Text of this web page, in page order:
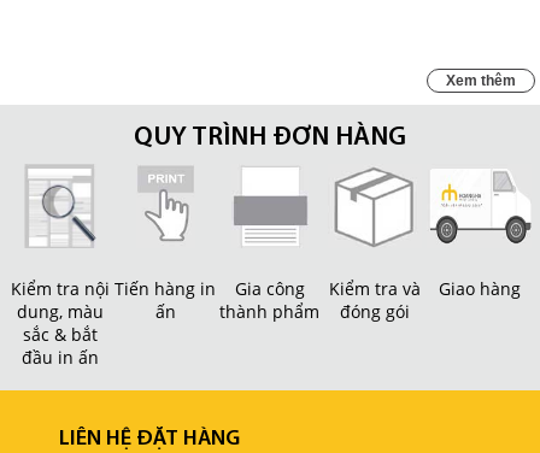
Xem thêm
QUY TRÌNH ĐƠN HÀNG
Kiểm tra nội
dung, màu
sắc & bắt
đầu in ấn
Tiến hàng in
ấn
Gia công
thành phẩm
Kiểm tra và
đóng gói
Giao hàng
LIÊN HỆ ĐẶT HÀNG